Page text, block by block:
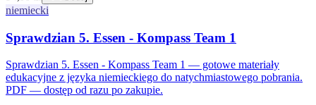
niemiecki
Sprawdzian 5. Essen - Kompass Team 1
Sprawdzian 5. Essen - Kompass Team 1 — gotowe materiały
edukacyjne z języka niemieckiego do natychmiastowego pobrania.
PDF — dostęp od razu po zakupie.